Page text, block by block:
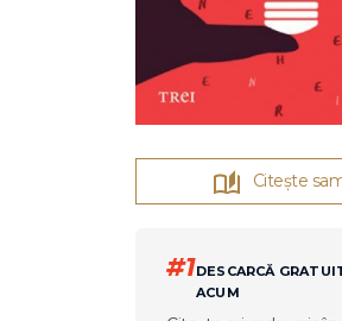
Citește
#1DESCARCĂ
ACUM